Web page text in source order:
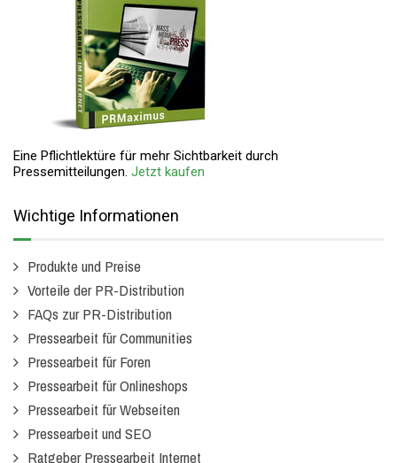
Eine Pflichtlektüre für mehr Sichtbarkeit durch
Pressemitteilungen. Jetzt kaufen
Wichtige Informationen
Produkte und Preise
Vorteile der PR-Distribution
FAQs zur PR-Distribution
Pressearbeit für Communities
Pressearbeit für Foren
Pressearbeit für Onlineshops
Pressearbeit für Webseiten
Pressearbeit und SEO
Ratgeber Pressearbeit Internet